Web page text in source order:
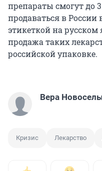
препараты смогут до
продаваться в России
этикеткой на
продажа таких
российской упаковке.
Вера
Кризис Лекарство